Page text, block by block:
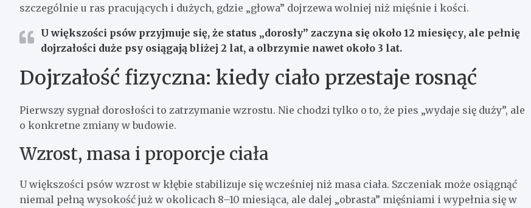
szczególnie u ras pracujących i dużych, gdzie „głowa” dojrzewa wolniej niż mięśnie i kości.
U większości psów przyjmuje się, że status „dorosły” zaczyna się około 12 miesięcy, ale pełnię
dojrzałości duże psy osiągają bliżej 2 lat, a olbrzymie nawet około 3 lat.
Dojrzałość fizyczna: kiedy ciało przestaje rosnąć
Pierwszy sygnał dorosłości to zatrzymanie wzrostu. Nie chodzi tylko o to, że pies „wydaje się duży”, ale
o konkretne zmiany w budowie.
Wzrost, masa i proporcje ciała
U większości psów wzrost w kłębie stabilizuje się wcześniej niż masa ciała. Szczeniak może osiągnąć
niemal pełną wysokość już w okolicach 8–10 miesiąca, ale dalej „obrasta” mięśniami i wypełnia się w